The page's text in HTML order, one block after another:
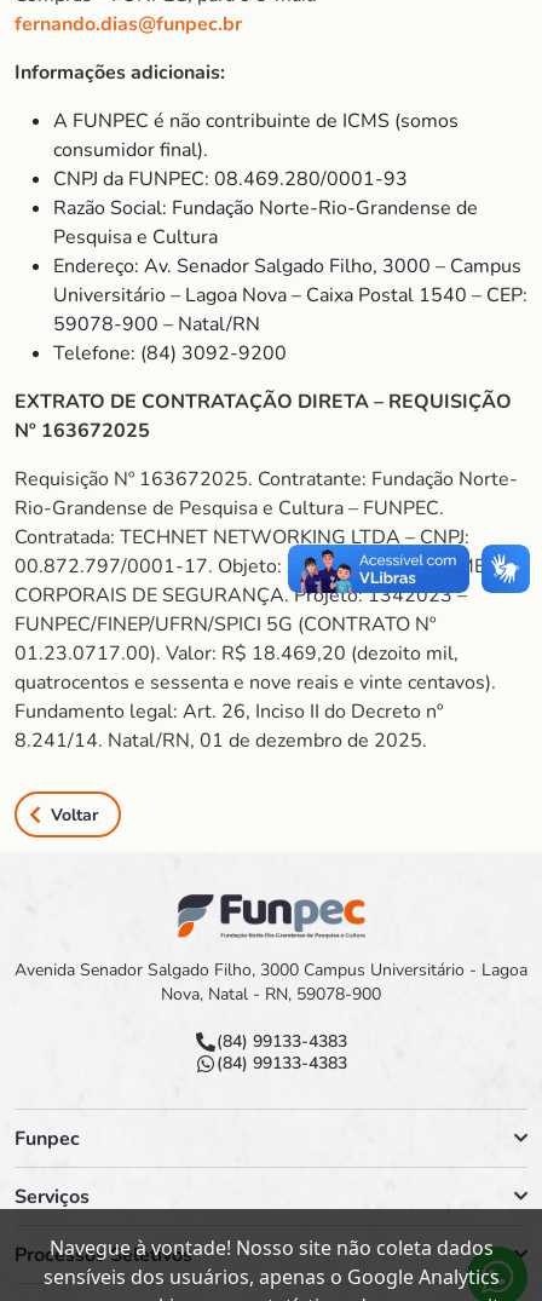
fernando.dias@funpec.br
Informações adicionais:
A FUNPEC é não contribuinte de ICMS (somos
consumidor final).
CNPJ da FUNPEC: 08.469.280/0001-93
Razão Social: Fundação Norte-Rio-Grandense de
Pesquisa e Cultura
Endereço: Av. Senador Salgado Filho, 3000 – Campus
Universitário – Lagoa Nova – Caixa Postal 1540 – CEP:
59078-900 – Natal/RN
Telefone: (84) 3092-9200
EXTRATO DE CONTRATAÇÃO DIRETA – REQUISIÇÃO
Nº 163672025
Requisição Nº 163672025. Contratante: Fundação Norte-
Rio-Grandense de Pesquisa e Cultura – FUNPEC.
Contratada: TECHNET NETWORKING LTDA – CNPJ:
00.872.797/0001-17. Objeto: AQUISIÇÃO DE CÂMERAS
CORPORAIS DE SEGURANÇA. Projeto: 1342023 –
FUNPEC/FINEP/UFRN/SPICI 5G (CONTRATO Nº
01.23.0717.00). Valor: R$ 18.469,20 (dezoito mil,
quatrocentos e sessenta e nove reais e vinte centavos).
Fundamento legal: Art. 26, Inciso II do Decreto nº
8.241/14. Natal/RN, 01 de dezembro de 2025.
Voltar
Avenida Senador Salgado Filho, 3000 Campus Universitário - Lagoa
Nova, Natal - RN, 59078-900
(84) 99133-4383
(84) 99133-4383
Funpec
Serviços
Processos Seletivos
Navegue à vontade! Nosso site não coleta dados
sensíveis dos usuários, apenas o Google Analytics